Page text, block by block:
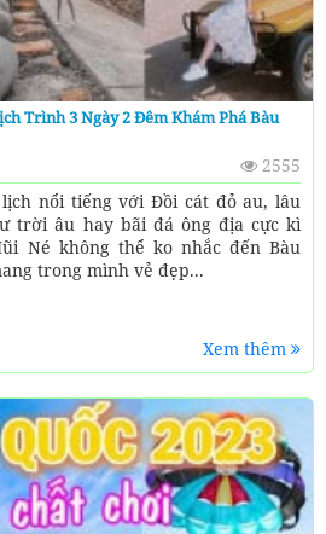
Trình 3 Ngày 2 Đêm Khám Phá Bàu
2555
nổi tiếng với Đồi cát đỏ au, lâu
trời âu hay bãi đá ông địa cực kì
Né không thể ko nhắc đến Bàu
trong mình vẻ đẹp...
Xem thêm